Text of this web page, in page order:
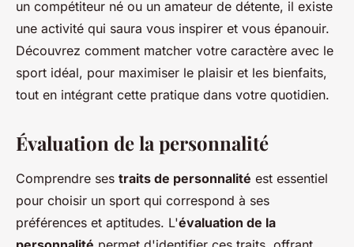
un compétiteur né ou un amateur de détente, il existe
une activité qui saura vous inspirer et vous épanouir.
Découvrez comment matcher votre caractère avec le
sport idéal, pour maximiser le plaisir et les bienfaits,
tout en intégrant cette pratique dans votre quotidien.
Évaluation de la personnalité
Comprendre ses traits de personnalité est essentiel
pour choisir un sport qui correspond à ses
préférences et aptitudes. L'évaluation de la